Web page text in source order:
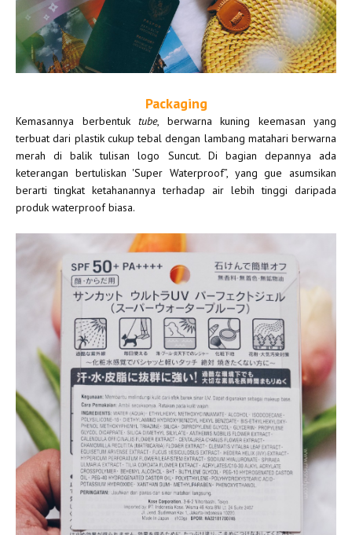
Packaging
Kemasannya berbentuk tube, berwarna kuning keemasan yang
terbuat dari plastik cukup tebal dengan lambang matahari berwarna
merah di balik tulisan logo Suncut. Di bagian depannya ada
keterangan bertuliskan 'Super Waterproof”, yang gue asumsikan
berarti tingkat ketahanannya terhadap air lebih tinggi daripada
produk waterproof biasa.